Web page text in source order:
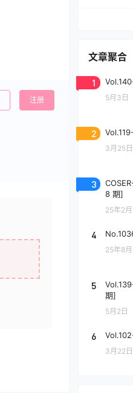
注册
文章聚合
1
5月3日
2
3月25日
3
8 期]
25年2
4
25年8月
5
期]
5月2日
6
3月22日